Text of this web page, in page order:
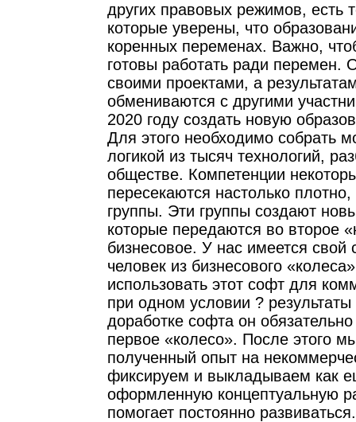
других правовых режимов, есть
которые уверены, что
коренных переменах. Важно,
готовы работать ради перемен.
своими проектами, а
обмениваются с другими
2020 году создать новую
Для этого необходимо собрать
логикой из тысяч технологий,
обществе. Компетенции
пересекаются настолько
группы. Эти группы создают
которые передаются во второе
бизнесовое. У нас имеется
человек из бизнесового
использовать этот софт для
при одном условии ?
доработке софта он
первое «колесо». После этого
полученный опыт на
фиксируем и выкладываем как
оформленную концептуальную
помогает постоянно развиваться.